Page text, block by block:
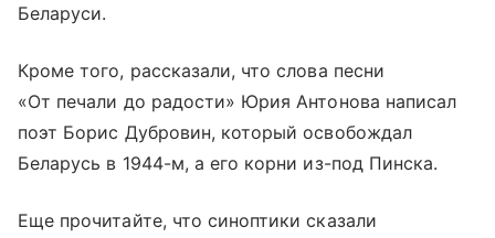
Беларуси.
Кроме того, рассказали, что слова песни
«От печали до радости» Юрия Антонова написал
поэт Борис Дубровин, который освобождал
Беларусь в 1944-м, а его корни из-под Пинска.
Еще прочитайте, что синоптики сказали